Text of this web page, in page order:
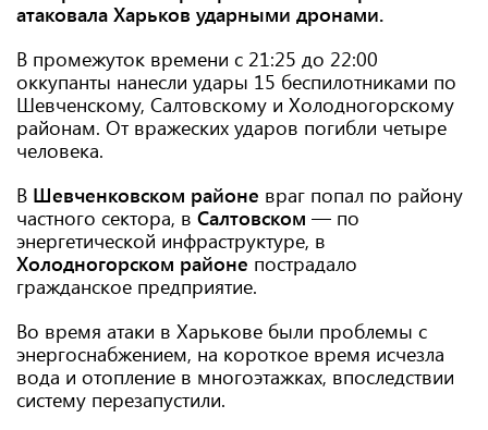
атаковала Харьков ударными дронами.
В промежуток времени с 21:25 до 22:00
оккупанты нанесли удары 15 беспилотниками по
Шевченскому, Салтовскому и Холодногорскому
районам. От вражеских ударов погибли четыре
человека.
В Шевченковском районе враг попал по району
частного сектора, в Салтовском — по
энергетической инфраструктуре, в
Холодногорском районе пострадало
гражданское предприятие.
Во время атаки в Харькове были проблемы с
энергоснабжением, на короткое время исчезла
вода и отопление в многоэтажках, впоследствии
систему перезапустили.